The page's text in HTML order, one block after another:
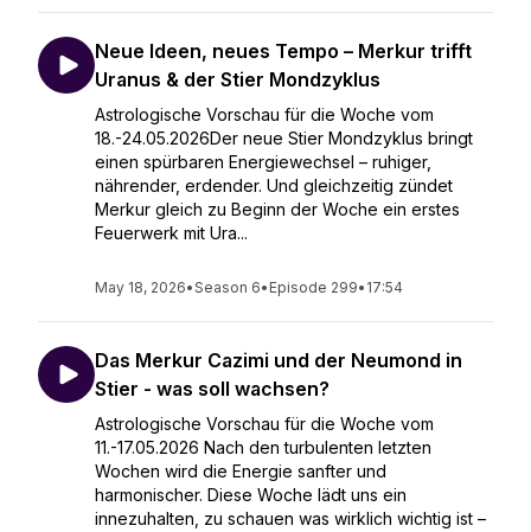
Neue Ideen, neues Tempo – Merkur trifft
Uranus & der Stier Mondzyklus
Astrologische Vorschau für die Woche vom
18.-24.05.2026Der neue Stier Mondzyklus bringt
einen spürbaren Energiewechsel – ruhiger,
nährender, erdender. Und gleichzeitig zündet
Merkur gleich zu Beginn der Woche ein erstes
Feuerwerk mit Ura...
May 18, 2026•Season 6• Episode 299• 17:54
Das Merkur Cazimi und der Neumond in
Stier - was soll wachsen?
Astrologische Vorschau für die Woche vom
11.-17.05.2026 Nach den turbulenten letzten
Wochen wird die Energie sanfter und
harmonischer. Diese Woche lädt uns ein
innezuhalten, zu schauen was wirklich wichtig ist –